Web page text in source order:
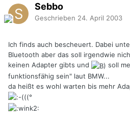
Sebbo
Geschrieben 24. April 2003
Ich finds auch bescheuert. Dabei
Bluetooth aber das soll irgendwie
keinen Adapter gibts und
soll
funktionsfähig sein" laut BMW...
da heißt es wohl warten bis mehr